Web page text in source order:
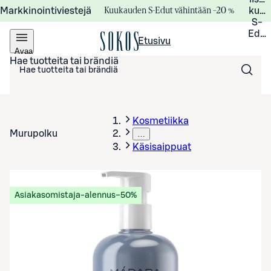
Markkinointiviestejä Kuukauden S-Edut vähintään –20 %
S-
Avaa
valikko
Etusivu
Hae tuotteita tai brändiä
Murupolku
Kosmetiikka
…
Käsisaippuat
Asiakasomistaja-alennus−50%